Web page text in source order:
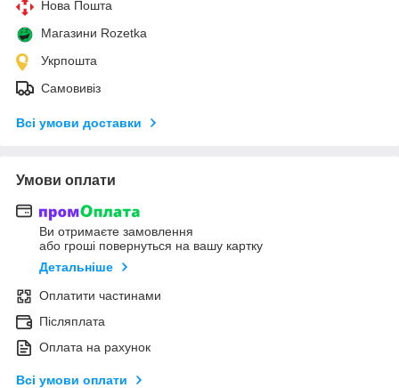
Нова Пошта
Магазини Rozetka
Укрпошта
Самовивіз
Всі умови доставки
Умови оплати
Ви отримаєте замовлення
або гроші повернуться на вашу картку
Детальніше
Оплатити частинами
Післяплата
Оплата на рахунок
Всі умови оплати